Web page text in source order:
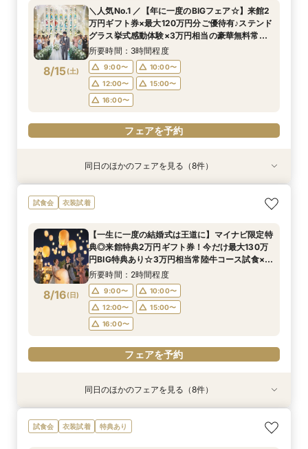
8/14(金)
12:00〜
フェアを予約
8/14(金)
12:00〜
14:00〜
16:00〜
17:00〜
フェアを予約
8/14(金)
12:00〜
14:00〜
16:00〜
17:00〜
フェアを予約
8/14(金)
12:00〜
14:00〜
16:00〜
17:00〜
フェアを予約
8/14(金)
12:00〜
14:00〜
16:00〜
17:00〜
フェアを予約
8/14(金)
12:00〜
14:00〜
16:00〜
17:00〜
フェアを予約
8/15(土)
＼人気No.1 ／【年に一度のBIGフェア☆】来館2
万円ギフト券×最大120万円分ご優待有♪ステンド
グラス挙式感動体験×3万円相当の豪華無料常陸
牛コース♪まずは頼れるプランナーに相談しよう
所要時間：3時間程度
9:00〜
10:00〜
12:00〜
15:00〜
16:00〜
フェアを予約
衣装試着 特典あり
8/15(土)
『結婚式をするか迷っているおふたりへ』なんで
も相談会
9:00〜
10:00〜
12:00〜
15:00〜
16:00〜
フェアを予約
8/15(土)
「結婚式っていくらお金かかるの？」見学前に
30分無料オンライン相談会
9:00〜
フェアを予約
衣装試着
8/15(土)
お子様と叶える☆パパママ婚＆マタニティ相談会
9:00〜
10:00〜
12:00〜
15:00〜
16:00〜
フェアを予約
衣装試着 特典あり
8/15(土)
【少人数・家族婚おすすめ*】おもてなし料理試
食&相談会
9:00〜
10:00〜
12:00〜
15:00〜
16:00〜
フェアを予約
衣装試着 特典あり
8/15(土)
【何もきまってなくてOK◎】常陸牛試食&初見学
おすすめの相談会
9:00〜
10:00〜
12:00〜
15:00〜
16:00〜
フェアを予約
衣装試着 特典あり
8/15(土)
【2件目からの見学】絶品料理試食&安心見積も
り相談会
9:00〜
10:00〜
13:00〜
16:00〜
18:00〜
フェアを予約
8/15(土)
【オンライン相談会】スマホで簡単！外出不要！
お悩みなんでも相談＆動画で会場見学会＆見積
メ♪お家でまるわかりフェア体験
所要時間：3時間程度
9:00〜
10:00〜
12:00〜
15:00〜
16:00〜
フェアを予約
特典あり
8/15(土)
【気軽に90分見学】効率よく短時間で見学&相談
☆クイックフェア
10:00〜
12:00〜
14:00〜
16:00〜
19:00〜
フェアを予約
同日のほかのフェアを見る（8件）
試食会 衣装試着
8/16(日)
【一生に一度の結婚式は王道に】マイナビ限定特
典◎来館特典2万円ギフト券！今だけ最大130万
円BIG特典あり☆3万円相当常陸牛コース試食×新
作ドレス試着も叶う♪
所要時間：2時間程度
9:00〜
10:00〜
12:00〜
15:00〜
16:00〜
フェアを予約
衣装試着 特典あり
『結婚式をするか迷っているおふたりへ』なんで
も相談会
「結婚式っていくらお金かかるの？」見学前に
30分無料オンライン相談会
衣装試着
お子様と叶える☆パパママ婚＆マタニティ相談会
衣装試着 特典あり
【少人数・家族婚おすすめ*】おもてなし料理試
食&相談会
衣装試着 特典あり
【何もきまってなくてOK◎】常陸牛試食&初見学
おすすめの相談会
衣装試着 特典あり
【2件目からの見学】絶品料理試食&安心見積も
り相談会
【オンライン相談会】スマホで簡単！外出不要！
お悩みなんでも相談＆動画で会場見学会＆見積
特典あり
【気軽に90分見学】効率よく短時間で見学&相談
☆クイックフェア
同日のほかのフェアを見る（8件）
試食会 衣装試着 特典あり